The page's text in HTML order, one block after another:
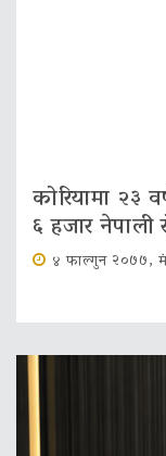
कोरियामा २३
६ हजार नेपाली
४ फाल्गुन २०७७,